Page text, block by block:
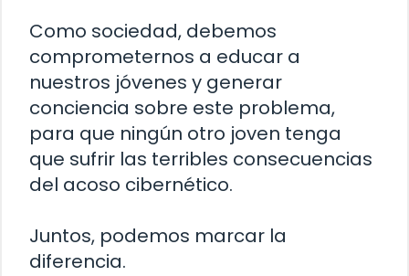
Como sociedad, debemos
comprometernos a educar a
nuestros jóvenes y generar
conciencia sobre este problema,
para que ningún otro joven tenga
que sufrir las terribles consecuencias
del acoso cibernético.
Juntos, podemos marcar la
diferencia.